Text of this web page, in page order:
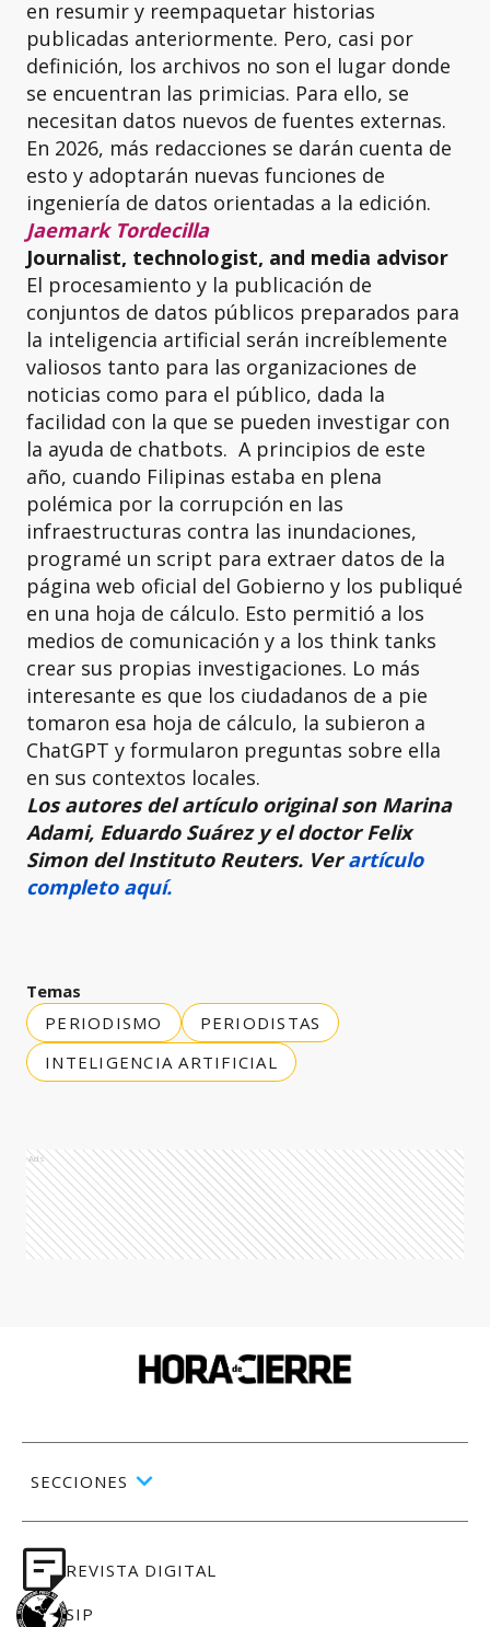
en resumir y reempaquetar historias
publicadas anteriormente. Pero, casi por
definición, los archivos no son el lugar donde
se encuentran las primicias. Para ello, se
necesitan datos nuevos de fuentes externas.
En 2026, más redacciones se darán cuenta de
esto y adoptarán nuevas funciones de
ingeniería de datos orientadas a la edición.
Jaemark Tordecilla
Journalist, technologist, and media advisor
El procesamiento y la publicación de
conjuntos de datos públicos preparados para
la inteligencia artificial serán increíblemente
valiosos tanto para las organizaciones de
noticias como para el público, dada la
facilidad con la que se pueden investigar con
la ayuda de chatbots. A principios de este
año, cuando Filipinas estaba en plena
polémica por la corrupción en las
infraestructuras contra las inundaciones,
programé un script para extraer datos de la
página web oficial del Gobierno y los publiqué
en una hoja de cálculo. Esto permitió a los
medios de comunicación y a los think tanks
crear sus propias investigaciones. Lo más
interesante es que los ciudadanos de a pie
tomaron esa hoja de cálculo, la subieron a
ChatGPT y formularon preguntas sobre ella
en sus contextos locales.
Los autores del artículo original son Marina
Adami, Eduardo Suárez y el doctor Felix
Simon del Instituto Reuters. Verartículo
completo aquí.
Temas
PERIODISMO
PERIODISTAS
INTELIGENCIA ARTIFICIAL
Ads
REVISTA DIGITAL
SIP
SECCIONES